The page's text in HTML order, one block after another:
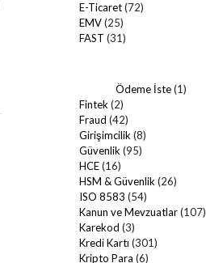
E-Ticaret(72)
EMV(25)
FAST (31)
Ödeme İste(1)
Fintek (2)
Fraud (42)
Girişimcilik (8)
Güvenlik (95)
HCE(16)
HSM & Güvenlik (26)
ISO 8583 (54)
Kanun ve Mevzuatlar(107)
Karekod (3)
Kredi Kartı (301)
Kripto Para (6)